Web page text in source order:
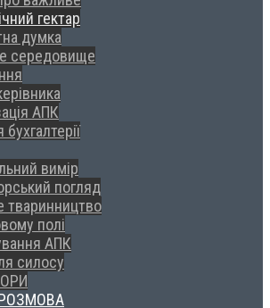
гектар
думка
середовище
АПК
вимір
погляд
тваринництво
полі
АПК
силосу